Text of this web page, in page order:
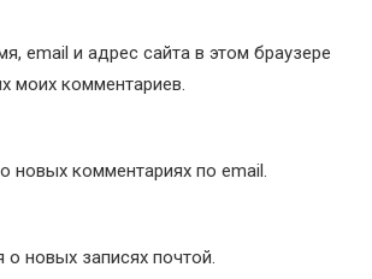
email и адрес сайта в этом браузере
моих комментариев.
новых комментариях по email.
новых записях почтой.